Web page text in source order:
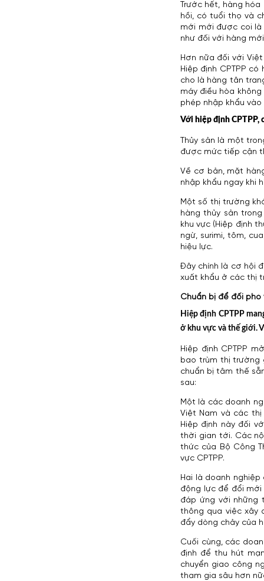
Trước hết, hàng
hồi, có tuổi thọ và
mới mới được coi là
như đối với hàng
Hơn nữa đối với
Hiệp định CPTPP
cho là hàng tân
máy điều hòa
phép nhập khẩu
Với hiệp định CPTPP,
Thủy sản là một
được mức tiếp cận
Về cơ bản, mặt
nhập khẩu ngay khi
Một số thị trường
hàng thủy sản
khu vực (Hiệp định
ngừ, surimi, tôm,
hiệu lực.
Đây chính là cơ hội
xuất khẩu ở các thị
Chuẩn bị để đối
Hiệp định CPTPP
ở khu vực và thế giới.
Hiệp định CPTPP
bao trùm thị trường
chuẩn bị tâm thế
sau:
Một là các doanh
Việt Nam và các
Hiệp định này đối
thời gian tới. Các
thức của Bộ Công
vực CPTPP.
Hai là doanh
động lực để đổi mới
đáp ứng với những
thông qua việc xây
đẩy dòng chảy của
Cuối cùng, các
định để thu hút
chuyển giao công
tham gia sâu hơn